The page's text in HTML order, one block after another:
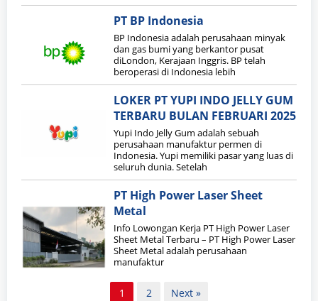
PT BP Indonesia
BP Indonesia adalah perusahaan minyak
dan gas bumi yang berkantor pusat
diLondon, Kerajaan Inggris. BP telah
beroperasi di Indonesia lebih
LOKER PT YUPI INDO JELLY GUM
TERBARU BULAN FEBRUARI 2025
Yupi Indo Jelly Gum adalah sebuah
perusahaan manufaktur permen di
Indonesia. Yupi memiliki pasar yang luas di
seluruh dunia. Setelah
PT High Power Laser Sheet
Metal
Info Lowongan Kerja PT High Power Laser
Sheet Metal Terbaru – PT High Power Laser
Sheet Metal adalah perusahaan
manufaktur
1 2 Next »